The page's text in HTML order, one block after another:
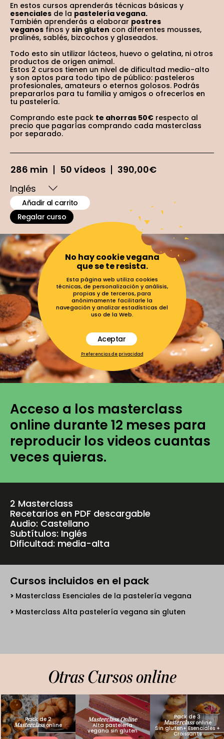
En estos cursos aprenderás técnicas básicas y
esenciales de la pastelería vegana.
También aprenderás a elaborar postres
veganos finos y sin gluten con diferentes mousses,
pralinés, sablés, bizcochos y glaseados.
Todo esto sin utilizar lácteos, huevo o gelatina, ni otros
productos de origen animal.
Estos 2 cursos tienen un nivel de dificultad medio-alto
y son aptos para todo tipo de público: pasteleros
profesionales, amateurs o eternos golosos. Podrás
prepararlos para tu familia y amigos o ofrecerlos en
tu pastelería.
Comprando este pack te ahorras 50€ respecto al
precio que pagarías comprando cada masterclass
por separado.
286 min 50 vídeos 390,00€
Añadir al carrito
Regalar curso
Acceso a los masterclass
online durante 12 meses para
reproducir los videos cuantas
veces quieras.
2 Masterclass
Recetarios en PDF descargable
Audio: Castellano
Subtítulos: Inglés
Dificultad: media-alta
Cursos incluidos en el pack
Masterclass Esenciales de la pastelería vegana
Masterclass Alta pastelería vegana sin gluten
Otras Cursos online
Pack de 2
Masterclassonline
Masterclass Online
Alta pastelería
vegana sin gluten
Pack de 3
Masterclassonline
Sin gluten+ Esenciales +
Croissants
No hay cookie vegana
que se te resista.
Esta página web utiliza cookies
técnicas, de personalización y análisis,
propias y de terceros, para
anónimamente facilitarle la
navegación y analizar estadísticas del
uso de la Web.
Preferencias de privacidad
Aceptar